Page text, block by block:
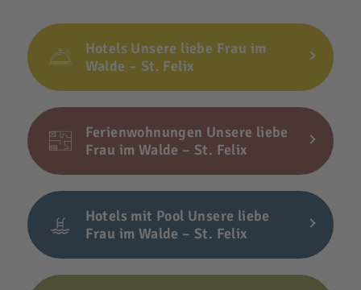
Hotels Unsere liebe Frau im
Walde – St. Felix
Ferienwohnungen Unsere liebe
Frau im Walde – St. Felix
Hotels mit Pool Unsere liebe
Frau im Walde – St. Felix